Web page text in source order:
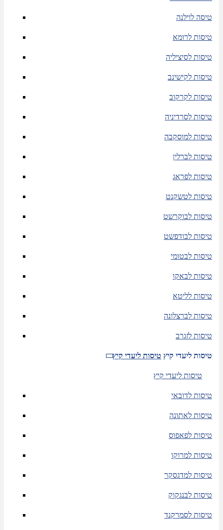
טיסה לוילנה
טיסות לרומא
טיסות לסיציליה
טיסות לקישינב
טיסות לקרקוב
טיסות לסרדיניה
טיסות למוסקבה
טיסות לברלין
טיסות לפראג
טיסות לטשקנט
טיסות לבוקרשט
טיסות לבודפשט
טיסות לבטומי
טיסות לבאקו
טיסות לליטא
טיסות לברצלונה
טיסות לזגרב
טיסות ליעדי קיץ טיסות ליעדי קיץ
טיסות ליעדי קיץ
טיסות לדובאי
טיסות לאתונה
טיסות לפאפוס
טיסות למרוקו
טיסות למדגסקר
טיסות לבנגקוק
טיסות לסמרקנד